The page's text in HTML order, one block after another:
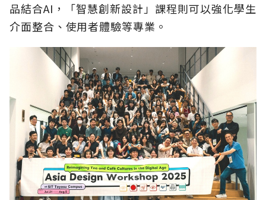
品結合AI，「智慧創新設計」課程則可以強化學生
介面整合、使用者體驗等專業。